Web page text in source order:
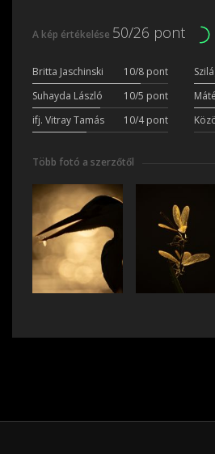
A kép értékelése 50/26 pont
Britta Jaschinski 10/8 pont
Suhayda László
10/5 pont
ifj. Vitray Tamás
10/4 pont
Több fotó a szerzőtől